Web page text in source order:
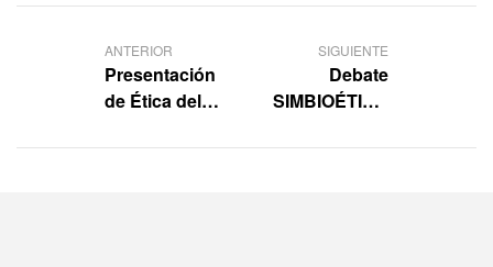
ANTERIOR
Presentación
de Ética del
SIGUIENTE
Debate
SIMBIOÉTICA
con Marta